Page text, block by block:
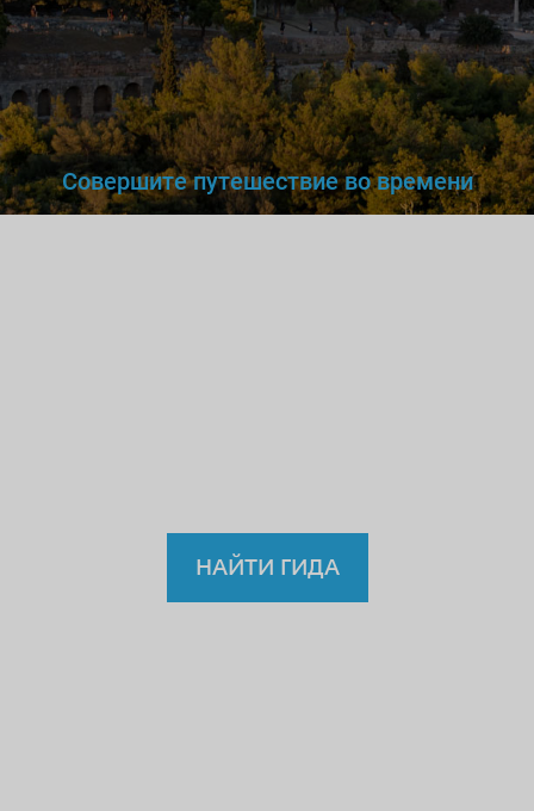
Совершите путешествие во времени
НАЙТИ ГИДА